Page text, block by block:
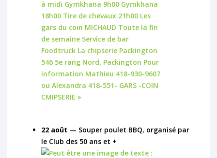
22 août — Souper poulet BBQ, organisé par
le Club des 50 ans et +